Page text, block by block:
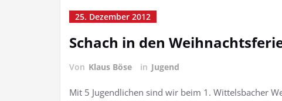
25. Dezember 2012
Schach in den
Von Klaus Böse in Jugend
Mit 5 Jugendlichen sind wir beim 1. Wittelsbacher